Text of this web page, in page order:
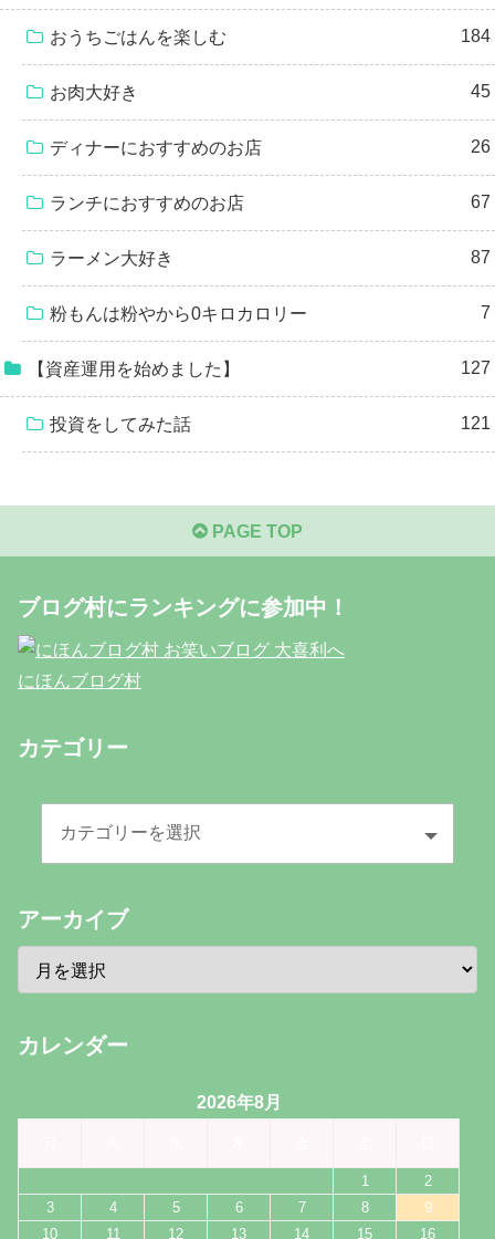
おうちごはんを楽しむ 184
お肉大好き 45
ディナーにおすすめのお店 26
ランチにおすすめのお店 67
ラーメン大好き 87
粉もんは粉やから0キロカロリー 7
【資産運用を始めました】 127
投資をしてみた話 121
PAGE TOP
ブログ村にランキングに参加中！
にほんブログ村
カテゴリー
アーカイブ
カレンダー
2026年8月
1
2
3
4 5 6 7 8
9
10
11 12 13 14 15 16